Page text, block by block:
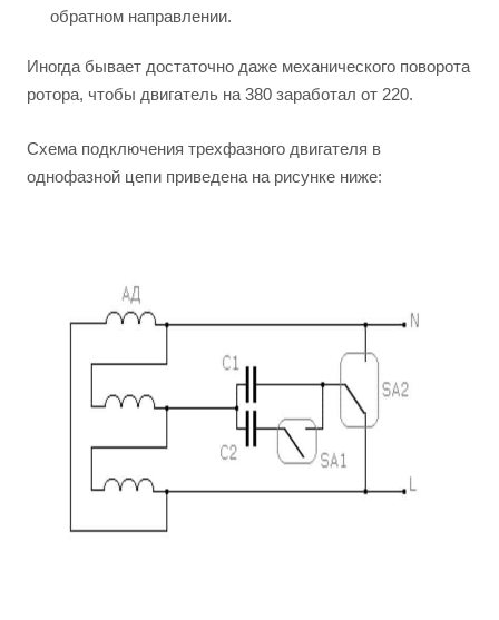
обратном направлении.
Иногда бывает достаточно даже механического поворота
ротора, чтобы двигатель на 380 заработал от 220.
Схема подключения трехфазного двигателя в
однофазной цепи приведена на рисунке ниже: